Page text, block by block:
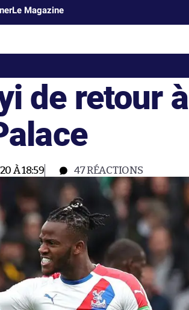
Le Magazine
de retour à
À 18:59 47RÉACTIONS